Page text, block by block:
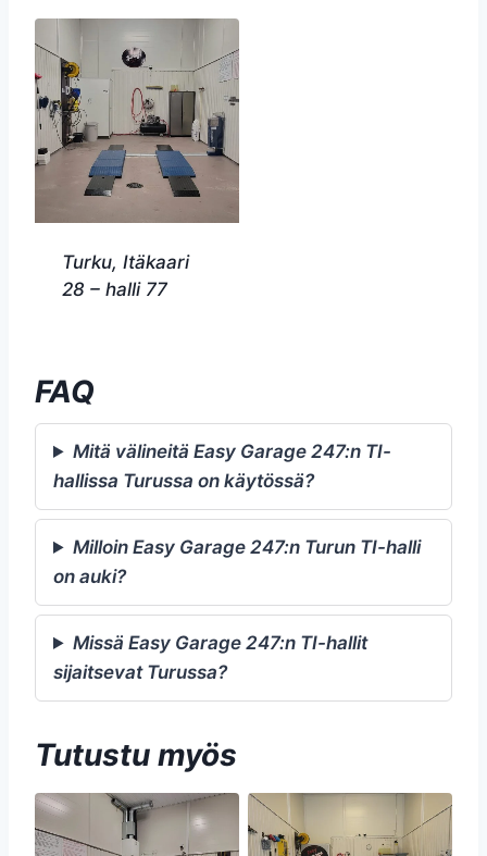
Turku, Itäkaari
28 – halli 77
FAQ
Mitä välineitä Easy Garage 247:n TI-
hallissa Turussa on käytössä?
Milloin Easy Garage 247:n Turun TI-halli
on auki?
Missä Easy Garage 247:n TI-hallit
sijaitsevat Turussa?
Tutustu myös